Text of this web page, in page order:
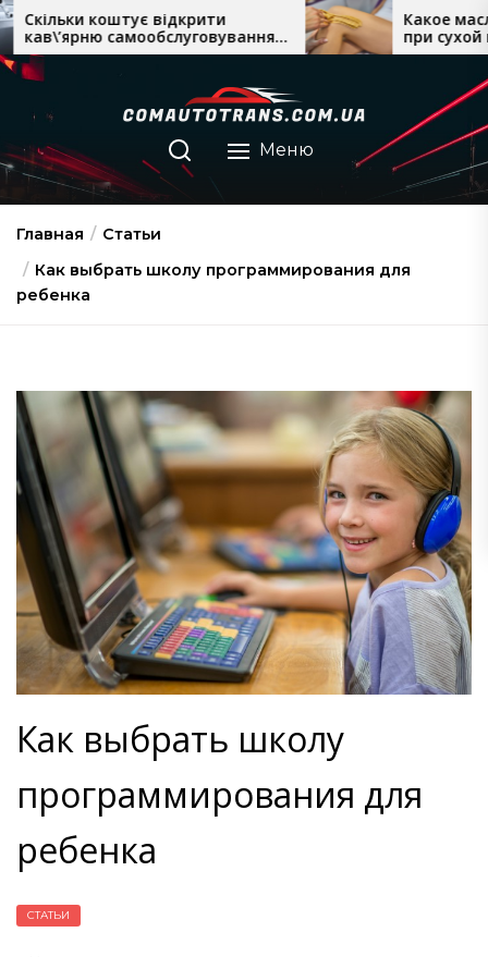
Перейти
к
содержимому
і термін
Какое масло лучше для
при сухой коже: рейтинг и
рекомендации
Меню
Главная
Статьи
Как выбрать школу программирования для
ребенка
Как выбрать школу
программирования для
ребенка
СТАТЬИ